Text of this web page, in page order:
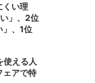
くい理
」、2位
」、1位
使える人
アで特